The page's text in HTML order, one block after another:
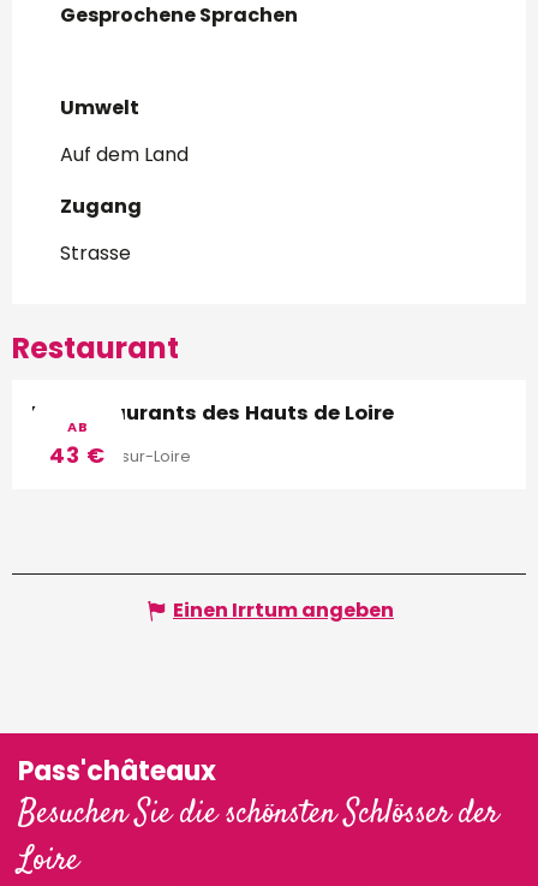
Gesprochene Sprachen
Gesprochene Sprachen
Umwelt
Umwelt
Auf dem Land
Zugang
Zugang
Strasse
Restaurant
AB
43 €
Les restaurants des Hauts de Loire
Veuzain-sur-Loire
Einen Irrtum angeben
Pass'châteaux
Besuchen Sie die schönsten Schlösser der
Loire